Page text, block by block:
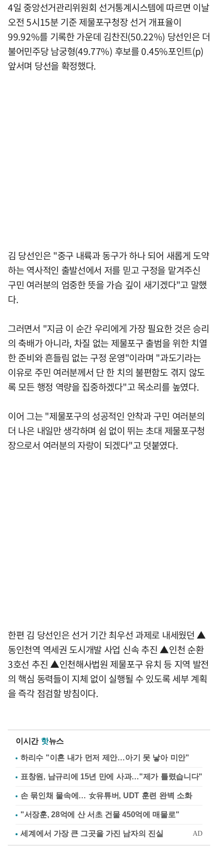
4일 중앙선거관리위원회 선거통계시스템에 따르면 이날
오전 5시15분 기준 제물포구청장 선거 개표율이
99.92%를 기록한 가운데 김찬진(50.22%) 당선인은 더
불어민주당 남궁형(49.77%) 후보를 0.45%포인트(p)
앞서며 당선을 확정했다.
김 당선인은 "중구 내륙과 동구가 하나 되어 새롭게 도약
하는 역사적인 출발선에서 저를 믿고 구정을 맡겨주신
구민 여러분의 엄중한 뜻을 가슴 깊이 새기겠다"고 말했
다.
그러면서 "지금 이 순간 우리에게 가장 필요한 것은 승리
의 축배가 아니라, 차질 없는 제물포구 출범을 위한 치열
한 준비와 흔들림 없는 구정 운영"이라며 "과도기라는
이유로 주민 여러분께서 단 한 치의 불편함도 겪지 않도
록 모든 행정 역량을 집중하겠다"고 목소리를 높였다.
이어 그는 "제물포구의 성공적인 안착과 구민 여러분의
더 나은 내일만 생각하며 쉼 없이 뛰는 초대 제물포구청
장으로서 여러분의 자랑이 되겠다"고 덧붙였다.
한편 김 당선인은 선거 기간 최우선 과제로 내세웠던 ▲
동인천역 역세권 도시개발 사업 신속 추진 ▲인천 순환
3호선 추진 ▲인천해사법원 제물포구 유치 등 지역 발전
의 핵심 동력들이 지체 없이 실행될 수 있도록 세부 계획
을 즉각 점검할 방침이다.
이시간 핫뉴스
하리수 "이혼 내가 먼저 제안…아기 못 낳아 미안"
표창원, 남규리에 15년 만에 사과…"제가 틀렸습니다"
손 묶인채 물속에… 女유튜버, UDT 훈련 완벽 소화
"서장훈, 28억에 산 서초 건물 450억에 매물로"